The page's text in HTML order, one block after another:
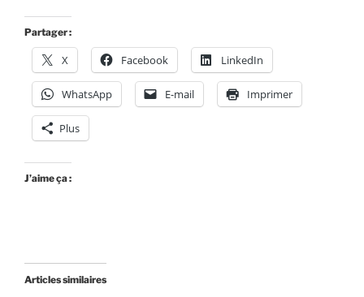
Partager :
X Facebook LinkedIn
WhatsApp E-mail Imprimer
Plus
J’aime ça :
Articles similaires